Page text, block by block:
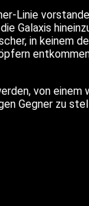
Linie
Galaxis
in keinem
von
Gegner zu